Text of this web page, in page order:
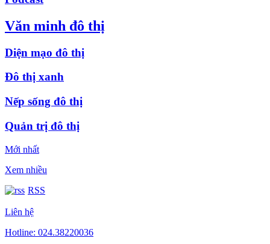
Văn minh đô thị
Diện mạo đô thị
Đô thị xanh
Nếp sống đô thị
Quản trị đô thị
Mới nhất
Xem nhiều
RSS
Liên hệ
Hotline: 024.38220036